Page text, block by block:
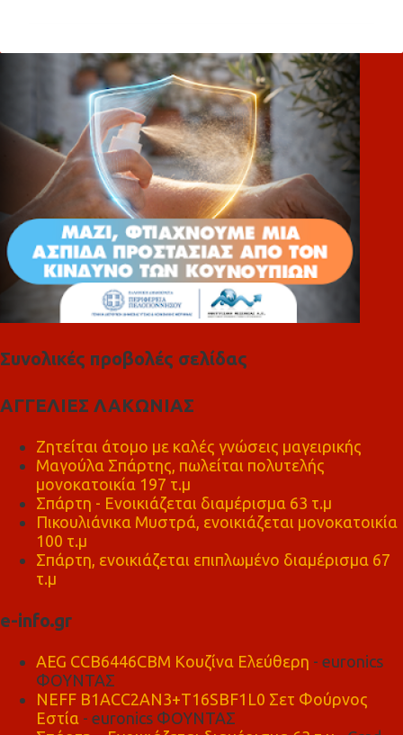
λ
Συνολικές προβολές σελίδας
ΑΓΓΕΛΙΕΣ ΛΑΚΩΝΙΑΣ
Ζητείται άτομο με καλές γνώσεις μαγειρικής
Μαγούλα Σπάρτης, πωλείται πολυτελής
μονοκατοικία 197 τ.μ
Σπάρτη - Ενοικιάζεται διαμέρισμα 63 τ.μ
Πικουλιάνικα Μυστρά, ενοικιάζεται μονοκατοικία
100 τ.μ
Σπάρτη, ενοικιάζεται επιπλωμένο διαμέρισμα 67
τ.μ
e-info.gr
AEG CCB6446CBM Κουζίνα Ελεύθερη - euronics
ΦΟΥΝΤΑΣ
NEFF B1ACC2AN3+T16SBF1L0 Σετ Φούρνος
Εστία - euronics ΦΟΥΝΤΑΣ